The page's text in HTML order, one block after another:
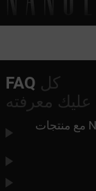
FAQ كل
عليك معرفته
هل يمكن استخدام Nanobrow Styling Brush مع منتجات